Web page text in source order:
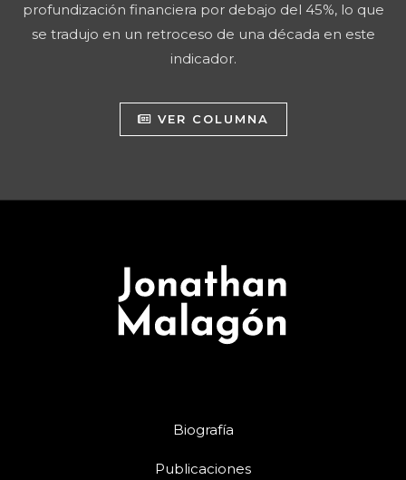
profundización financiera por debajo del 45%, lo que
se tradujo en un retroceso de una década en este
indicador.
VER COLUMNA
Biografía
Publicaciones